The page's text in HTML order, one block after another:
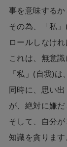
事を意味するか
その為、「私
ロールしなけ
これは、無意
「私」(自我)
同時に、思い
が、絶対に嫌だ
そして、自分
知識を貪ります